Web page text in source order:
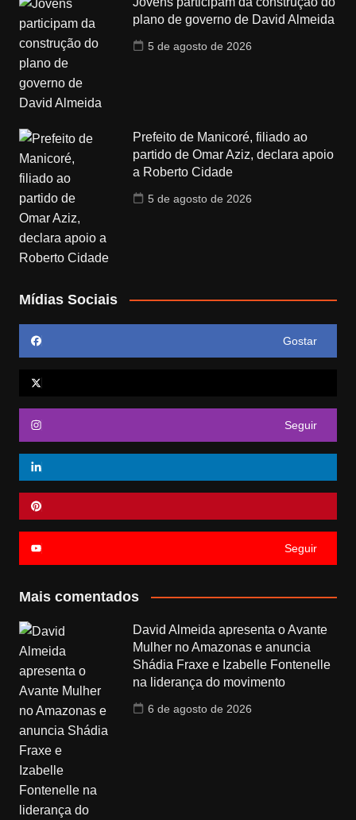
plano de governo de David Almeida
5 de agosto de 2026
Prefeito de Manicoré, filiado ao
partido de Omar Aziz, declara apoio
a Roberto Cidade
5 de agosto de 2026
Mídias Sociais
Gostar
Seguir
Seguir
Mais comentados
David Almeida apresenta o Avante
Mulher no Amazonas e anuncia
Shádia Fraxe e Izabelle Fontenelle
na liderança do movimento
6 de agosto de 2026